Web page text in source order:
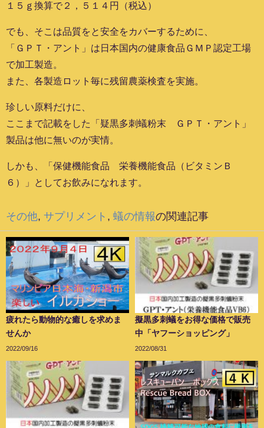
１５ｇ換算で２，５１４円（税込）
でも、そこは品質をと安全をカバーするために、
「ＧＰＴ・アント」は日本国内の健康食品ＧＭＰ認定工場
で加工製造。
また、各製造ロット毎に残留農薬検査を実施。
珍しい原料だけに、
ここまで記載をした「疑黒多刺蟻粉末 ＧＰＴ・アント」
製品は他に無いのが実情。
しかも、「保健機能食品 栄養機能食品（ビタミンＢ
６）」としてお飲みになれます。
その他, サプリメント , 蟻の情報の関連記事
疲れたら動物的な癒しを求めま
せんか
2022/09/16
擬黒多刺蟻をお得な価格で販売
中「ヤフーショッピング」
2022/08/31